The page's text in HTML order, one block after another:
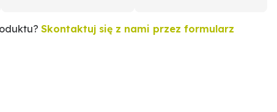
Skontaktuj się z nami przez formularz